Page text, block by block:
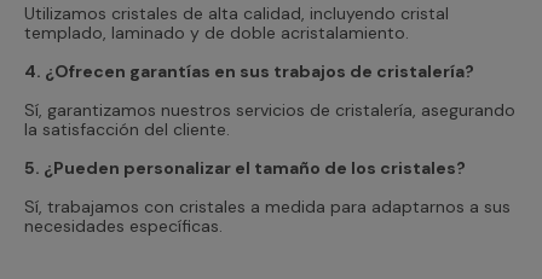
Utilizamos cristales de alta calidad, incluyendo cristal
templado, laminado y de doble acristalamiento.
4. ¿Ofrecen garantías en sus trabajos de cristalería?
Sí, garantizamos nuestros servicios de cristalería, asegurando
la satisfacción del cliente.
5. ¿Pueden personalizar el tamaño de los cristales?
Sí, trabajamos con cristales a medida para adaptarnos a sus
necesidades específicas.